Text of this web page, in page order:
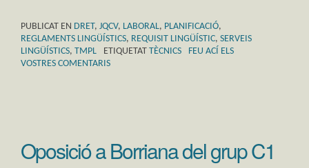
PUBLICAT EN DRET, JQCV, LABORAL, PLANIFICACIÓ,
REGLAMENTS LINGÜÍSTICS, REQUISIT LINGÜÍSTIC, SERVEIS
LINGÜÍSTICS, TMPL ETIQUETAT TÈCNICS
FEU ACÍ ELS
VOSTRES COMENTARIS
Oposició a Borriana del grup C1